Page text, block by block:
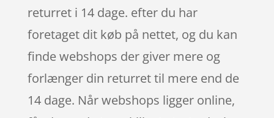
returret i 14 dage. efter du har
foretaget dit køb på nettet, og du kan
finde webshops der giver mere og
forlænger din returret til mere end de
14 dage. Når webshops ligger online,